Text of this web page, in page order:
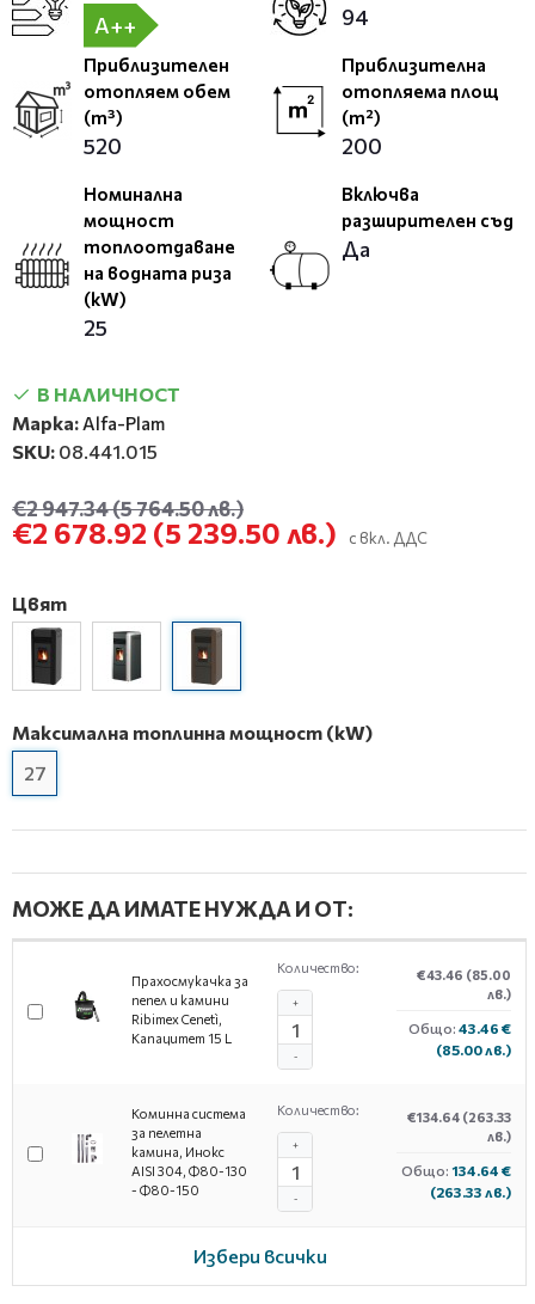
A++ 94
Приблизителен
отопляем обем
(m³)
520
Приблизителна
отопляема площ
(m²)
200
Номинална
мощност
топлоотдаване
на водната риза
(kW)
25
Включва
разширителен съд
Да
В НАЛИЧНОСТ
Марка: Alfa-Plam
SKU: 08.441.015
€2 678.92 (5 239.50 лв.)
€2 947.34(5 764.50 лв.)
с вкл. ДДС
Цвят
Максимална топлинна мощност (kW)
27
МОЖЕ ДА ИМАТЕ НУЖДА И ОТ:
Прахосмукачка за
пепел и камини
Ribimex Cenetì,
Капацитет 15 L
Количество:
-
+
€43.46 (85.00
лв.)
Общо: 43.46 €
(85.00 лв.)
Коминна система
за пелетна
камина, Инокс
AISI 304, Ф80-130
- Ф80-150
Количество:
-
+
€134.64 (263.33
лв.)
Общо: 134.64 €
(263.33 лв.)
Избери всички